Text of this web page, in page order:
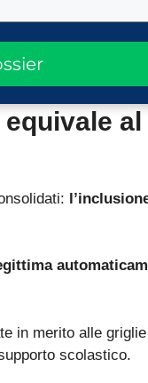
in merito alle
scolastico.